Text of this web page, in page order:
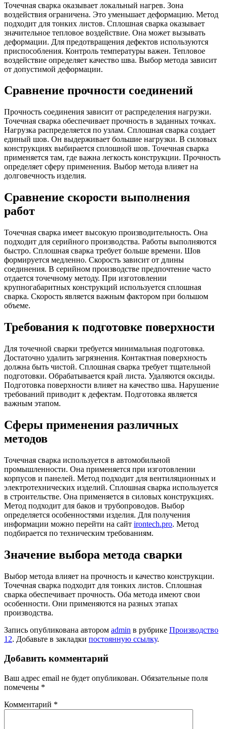
Точечная сварка оказывает локальный нагрев. Зона
воздействия ограничена. Это уменьшает деформацию. Метод
подходит для тонких листов. Сплошная сварка оказывает
значительное тепловое воздействие. Она может вызывать
деформации. Для предотвращения дефектов используются
приспособления. Контроль температуры важен. Тепловое
воздействие определяет качество шва. Выбор метода зависит
от допустимой деформации.
Сравнение прочности соединений
Прочность соединения зависит от распределения нагрузки.
Точечная сварка обеспечивает прочность в заданных точках.
Нагрузка распределяется по узлам. Сплошная сварка создает
единый шов. Он выдерживает большие нагрузки. В силовых
конструкциях выбирается сплошной шов. Точечная сварка
применяется там, где важна легкость конструкции. Прочность
определяет сферу применения. Выбор метода влияет на
долговечность изделия.
Сравнение скорости выполнения
работ
Точечная сварка имеет высокую производительность. Она
подходит для серийного производства. Работы выполняются
быстро. Сплошная сварка требует больше времени. Шов
формируется медленно. Скорость зависит от длины
соединения. В серийном производстве предпочтение часто
отдается точечному методу. При изготовлении
крупногабаритных конструкций используется сплошная
сварка. Скорость является важным фактором при большом
объеме.
Требования к подготовке поверхности
Для точечной сварки требуется минимальная подготовка.
Достаточно удалить загрязнения. Контактная поверхность
должна быть чистой. Сплошная сварка требует тщательной
подготовки. Обрабатывается край листа. Удаляются оксиды.
Подготовка поверхности влияет на качество шва. Нарушение
требований приводит к дефектам. Подготовка является
важным этапом.
Сферы применения различных
методов
Точечная сварка используется в автомобильной
промышленности. Она применяется при изготовлении
корпусов и панелей. Метод подходит для вентиляционных и
электротехнических изделий. Сплошная сварка используется
в строительстве. Она применяется в силовых конструкциях.
Метод подходит для баков и трубопроводов. Выбор
определяется особенностями изделия. Для получения
информации можно перейти на сайт irontech.pro. Метод
подбирается по техническим требованиям.
Значение выбора метода сварки
Выбор метода влияет на прочность и качество конструкции.
Точечная сварка подходит для тонких листов. Сплошная
сварка обеспечивает прочность. Оба метода имеют свои
особенности. Они применяются на разных этапах
производства.
Запись опубликована автором admin в рубрике Производство
12. Добавьте в закладки постоянную ссылку.
Добавить комментарий
Ваш адрес email не будет опубликован. Обязательные поля
помечены *
Комментарий *